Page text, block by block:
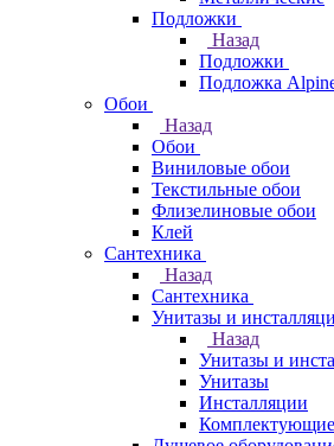
Подложки
Назад
Подложки
Подложка
Обои
Назад
Обои
Виниловые обои
Текстильные обои
Флизелиновые обои
Клей
Сантехника
Назад
Сантехника
Унитазы и
Назад
Унитазы и
Унитазы
Инсталляции
Комплектующие